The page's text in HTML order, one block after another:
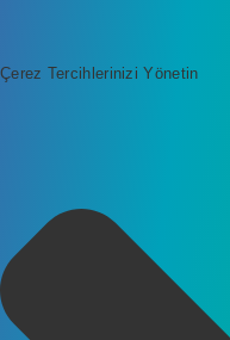
Çerez Tercihlerinizi Yönetin